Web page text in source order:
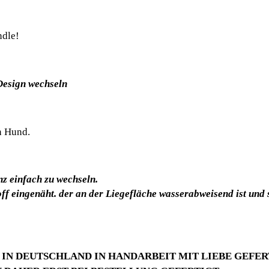
wechseln
Hund.
einfach zu wechseln.
eingenäht. der an der Liegefläche wasserabweisend ist
IN DEUTSCHLAND IN HANDARBEIT MIT LIEBE